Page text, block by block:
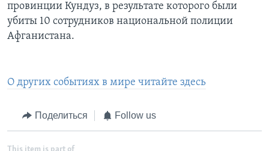
провинции Кундуз, в результате которого были
убиты 10 сотрудников национальной полиции
Афганистана.
О других событиях в мире читайте здесь
Поделиться Follow us